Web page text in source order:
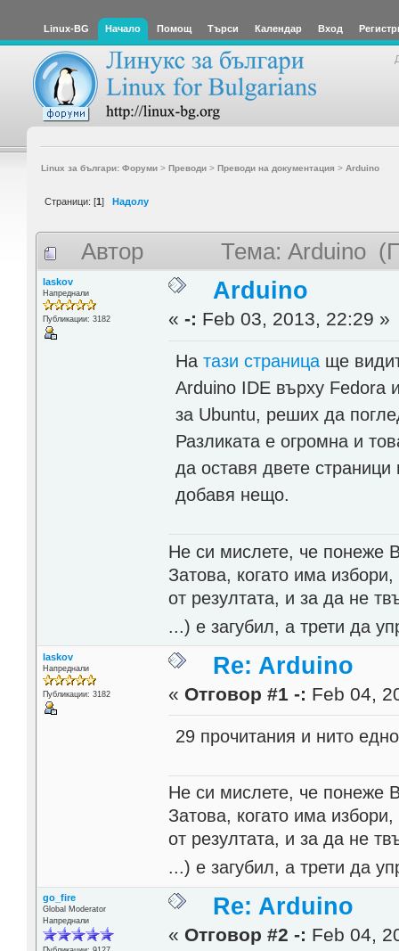
Linux-BG Начало Помощ Търси Календар Вход
Linux за българи: Форуми> Преводи> Преводи на документация > Arduino
Страници: [1] Надолу
Автор Тема: Arduino
laskov
Напреднали
Публикации: 3182
Arduino
«-: Feb 03, 2013, 22:29 »
Натази страница ще
Arduino IDE върху Fedora
за Ubuntu, реших да
Разликата е огромна и
да оставя двете
добавя нещо.
Не си мислете, че понеже
Затова, когато има
от резултата, и за да не
...) е загубил, а трети да
laskov
Напреднали
Публикации: 3182
Re: Arduino
« Отговор #1 -: Feb 04,
29 прочитания и нито
Не си мислете, че понеже
Затова, когато има
от резултата, и за да не
...) е загубил, а трети да
go_fire
Global Moderator
Напреднали
Re: Arduino
« Отговор #2 -: Feb 04,